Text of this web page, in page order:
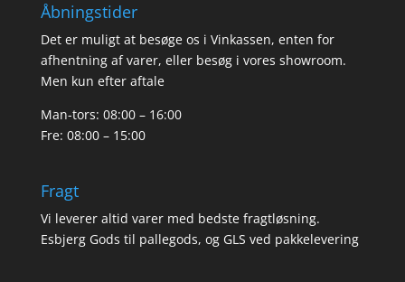
Åbningstider
Det er muligt at besøge os i Vinkassen, enten for
afhentning af varer, eller besøg i vores showroom.
Men kun efter aftale
Man-tors: 08:00 – 16:00
Fre: 08:00 – 15:00
Fragt
Vi leverer altid varer med bedste fragtløsning.
Esbjerg Gods til pallegods, og GLS ved pakkelevering